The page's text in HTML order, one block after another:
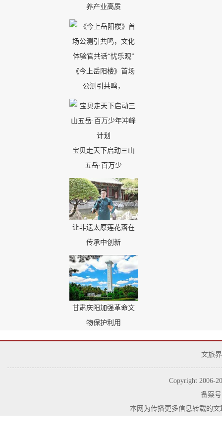
养产业高质
《今上岳阳楼》首场
公测引共鸣，
宝贝走天下启动三山
五岳·百万少
让非遗太原莲花落在
传承中创新
甘肃庆阳加强革命文
物保护利用
文旅
Copyright 2006-
备案
本网为传播更多信息转载的